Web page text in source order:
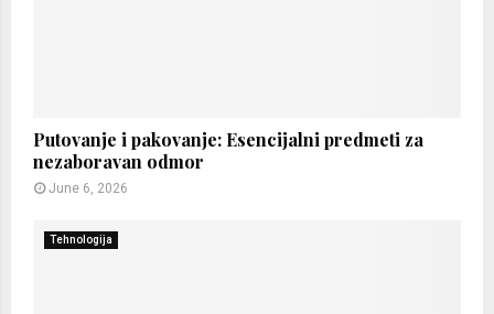
Putovanje i pakovanje: Esencijalni predmeti za
nezaboravan odmor
June 6, 2026
Tehnologija